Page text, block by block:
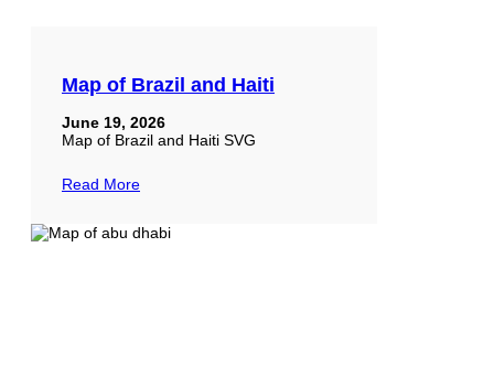
Map of Brazil and Haiti
June 19, 2026
Map of Brazil and Haiti SVG
Read More